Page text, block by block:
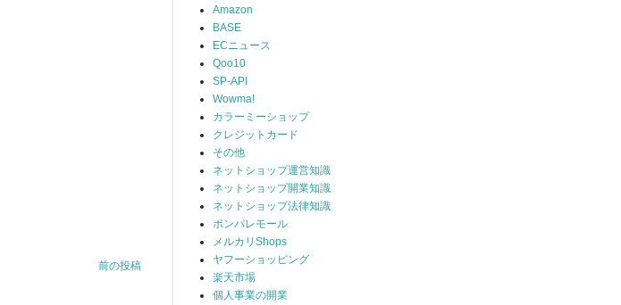
前の投稿
Amazon
BASE
ECニュース
Qoo10
SP-API
Wowma!
カラーミーショップ
クレジットカード
その他
ネットショップ運営知識
ネットショップ開業知識
ネットショップ法律知識
ポンパレモール
メルカリShops
ヤフーショッピング
楽天市場
個人事業の開業